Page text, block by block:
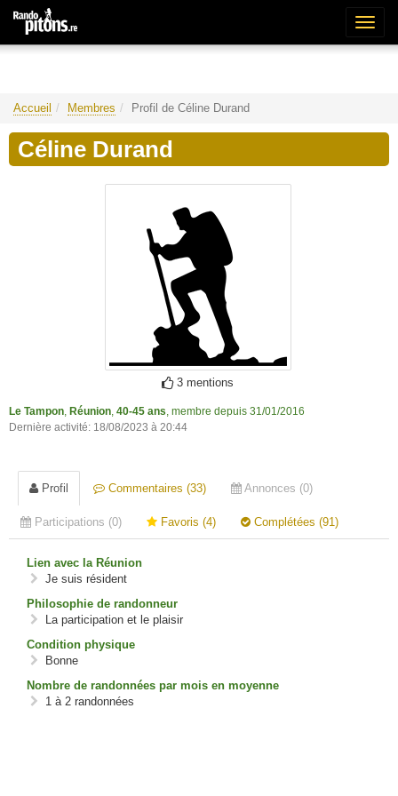
Accueil Membres Profil de Céline Durand
Céline Durand
3 mentions
Le Tampon Réunion 40-45 ans , membre depuis 31/01/2016
Dernière activité: 18/08/2023 à 20:44
Profil Commentaires (33) Annonces (0)
Participations (0) Favoris (4) Complétées (91)
Lien avec la Réunion
Je suis résident
Philosophie de randonneur
La participation et le plaisir
Condition physique
Bonne
Nombre de randonnées par mois en moyenne
1 à 2 randonnées